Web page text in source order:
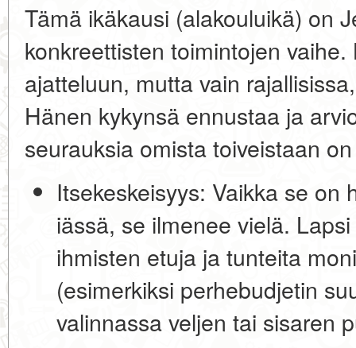
Tämä ikäkausi (alakouluikä) on
konkreettisten toimintojen
ajatteluun, mutta vain
Hänen kykynsä ennustaa ja
seurauksia omista toiveistaan
Itsekeskeisyys: Vaikka se on
iässä, se ilmenee vielä.
ihmisten etuja ja tunteita
(esimerkiksi perhebudjetin
valinnassa veljen tai sisaren